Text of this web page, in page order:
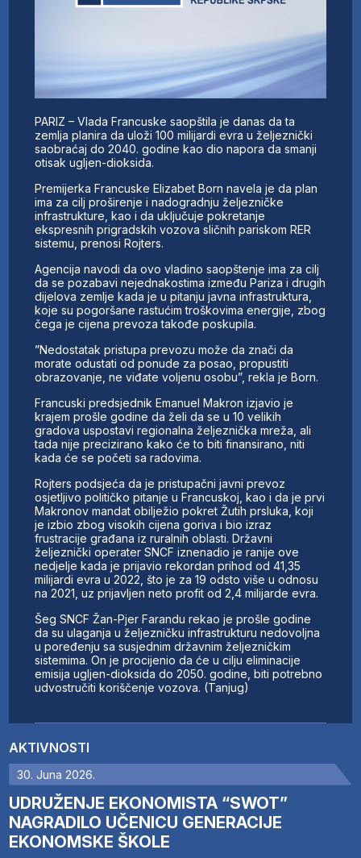
AKTIVNOSTI
30. Juna 2026.
UDRUŽENJE EKONOMISTA “SWOT”
NAGRADILO UČENICU GENERACIJE
EKONOMSKE ŠKOLE
PARIZ – Vlada Francuske saopštila je danas da ta
zemlja planira da uloži 100 milijardi evra u željeznički
saobraćaj do 2040. godine kao dio napora da smanji
otisak ugljen-dioksida.
Premijerka Francuske Elizabet Born navela je da plan
ima za cilj proširenje i nadogradnju željezničke
infrastrukture, kao i da uključuje pokretanje
ekspresnih prigradskih vozova sličnih pariskom RER
sistemu, prenosi Rojters.
Agencija navodi da ovo vladino saopštenje ima za cilj
da se pozabavi nejednakostima između Pariza i drugih
dijelova zemlje kada je u pitanju javna infrastruktura,
koje su pogoršane rastućim troškovima energije, zbog
čega je cijena prevoza takođe poskupila.
”Nedostatak pristupa prevozu može da znači da
morate odustati od ponude za posao, propustiti
obrazovanje, ne viđate voljenu osobu”, rekla je Born.
Francuski predsjednik Emanuel Makron izjavio je
krajem prošle godine da želi da se u 10 velikih
gradova uspostavi regionalna željeznička mreža, ali
tada nije precizirano kako će to biti finansirano, niti
kada će se početi sa radovima.
Rojters podsjeća da je pristupačni javni prevoz
osjetljivo političko pitanje u Francuskoj, kao i da je prvi
Makronov mandat obilježio pokret Žutih prsluka, koji
je izbio zbog visokih cijena goriva i bio izraz
frustracije građana iz ruralnih oblasti. Državni
željeznički operater SNCF iznenadio je ranije ove
nedjelje kada je prijavio rekordan prihod od 41,35
milijardi evra u 2022, što je za 19 odsto više u odnosu
na 2021, uz prijavljen neto profit od 2,4 milijarde evra.
Šeg SNCF Žan-Pjer Farandu rekao je prošle godine
da su ulaganja u željezničku infrastrukturu nedovoljna
u poređenju sa susjednim državnim željezničkim
sistemima. On je procijenio da će u cilju eliminacije
emisija ugljen-dioksida do 2050. godine, biti potrebno
udvostručiti koriščenje vozova. (Tanjug)